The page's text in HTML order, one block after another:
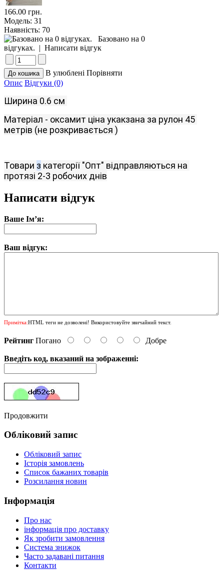
166.00 грн.
Модель: 31
Наявність: 70
Базовано на 0
відгуках. | Написати відгук
В улюблені Порівняти
Опис Відгуки (0)
Ширина 0.6 см
Матеріал - оксамит ціна укакзана за рулон 45
метрів (не розкривається )
Товари з категорії "Опт" відправляються на
протязі 2-3 робочих днів
Написати відгук
Ваше Ім’я:
Ваш відгук:
Примітка:HTML теги не дозволені! Використовуйте звичайний текст.
Рейтинг Погано Добре
Введіть код, вказаний на зображенні:
Продовжити
Обліковий запис
Обліковий запис
Історія замовлень
Список бажаних товарів
Розсилання новин
Інформація
Про нас
інформація про доставку
Як зробити замовлення
Система знижок
Часто задавані питання
Контакти